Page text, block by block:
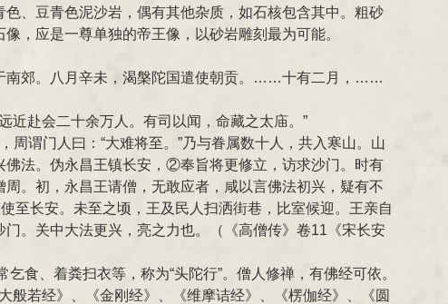
、豆青色泥沙岩，偶有其他杂质，如石核包含其中。粗砂
，应是一尊单独的帝王像，以砂岩雕刻最为可能。
郊。八月辛未，渴槃陀国遣使朝贡。……十有二月，……
赴会二十余万人。有司以闻，命藏之太庙。”
谓门人曰：“大难将至。”乃与眷属数十人，共入寒山。山
法。伪永昌王镇长安，②奉旨将更修立，访求沙门。时有
。初，永昌王请僧，无敢应者，咸以言佛法初兴，疑有不
至长安。未至之顷，王及民人扫洒街巷，比室候迎。王亲自
。关中大法更兴，亮之力也。（《高僧传》卷11《宋长安
食、着粪扫衣等，称为“头陀行”。僧人修禅，有佛经可依。
般若经》、《金刚经》、《维摩诘经》、《楞伽经》、《圆